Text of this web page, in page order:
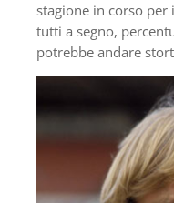
stagione in corso
tutti a segno,
potrebbe andare